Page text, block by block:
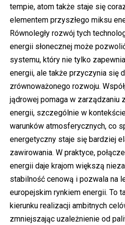
tempie, atom także staje się
elementem przyszłego miksu
Równoległy rozwój tych
energii słonecznej może
systemu, który nie tylko
energii, ale także przyczynia się
zrównoważonego rozwoju.
jądrowej pomaga w zarządzaniu
energii, szczególnie w
warunków atmosferycznych, co
energetyczny staje się bardziej
zawirowania. W praktyce,
energii daje krajom większą
stabilność cenową i pozwala na
europejskim rynkiem energii. To
kierunku realizacji ambitnych
zmniejszając uzależnienie od